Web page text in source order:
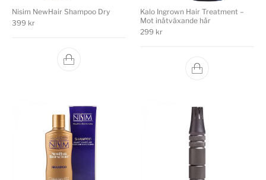
Nisim NewHair Shampoo Dry
399 kr
Kalo Ingrown Hair Treatment –
Mot inåtväxande hår
299 kr